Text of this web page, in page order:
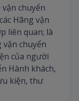
chuyển
Hãng vận
liên quan; là
chuyển
của người
Hành khách,
kiện, thư